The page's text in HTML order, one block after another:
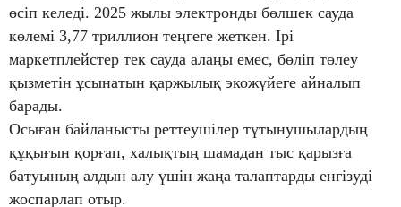
өсіп келеді. 2025 жылы электронды бөлшек сауда
көлемі 3,77 триллион теңгеге жеткен. Ірі
маркетплейстер тек сауда алаңы емес, бөліп төлеу
қызметін ұсынатын қаржылық экожүйеге айналып
барады.
Осыған байланысты реттеушілер тұтынушылардың
құқығын қорғап, халықтың шамадан тыс қарызға
батуының алдын алу үшін жаңа талаптарды енгізуді
жоспарлап отыр.